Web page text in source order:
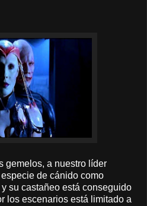
gemelos, a nuestro líder
de cánido como
su castañeo está conseguido
los escenarios está limitado a